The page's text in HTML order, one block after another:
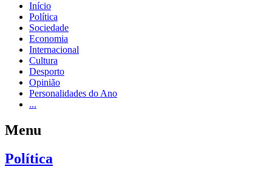
Início
Política
Sociedade
Economia
Internacional
Cultura
Desporto
Opinião
Personalidades do Ano
...
Menu
Política